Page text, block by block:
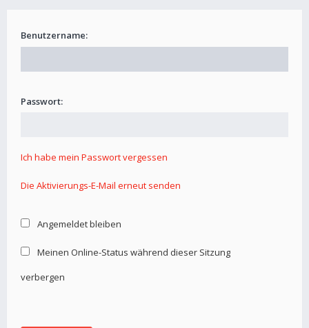
Benutzername:
Passwort:
Ich habe mein Passwort vergessen
Die Aktivierungs-E-Mail erneut senden
Angemeldet bleiben
Meinen Online-Status während dieser Sitzung
verbergen